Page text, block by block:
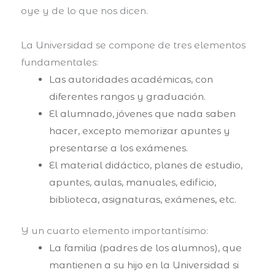
oye y de lo que nos dicen.
La Universidad se compone de tres elementos
fundamentales:
Las autoridades académicas, con
diferentes rangos y graduación.
El alumnado, jóvenes que nada saben
hacer, excepto memorizar apuntes y
presentarse a los exámenes.
El material didáctico, planes de estudio,
apuntes, aulas, manuales, edificio,
biblioteca, asignaturas, exámenes, etc.
Y un cuarto elemento importantísimo:
La familia (padres de los alumnos), que
mantienen a su hijo en la Universidad si